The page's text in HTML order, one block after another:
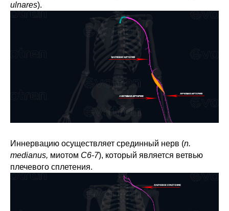
ulnares).
Иннервацию осуществляет срединный нерв (n.
medianus, миотом C6-7), который является ветвью
плечевого сплетения.